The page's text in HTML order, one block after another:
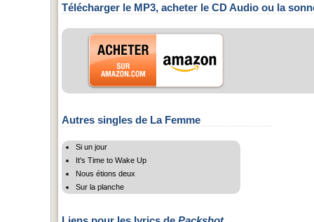
Télécharger le MP3, acheter le CD Audio ou la
Autres singles de La Femme
Si un jour
It's Time to Wake Up
Nous étions deux
Sur la planche